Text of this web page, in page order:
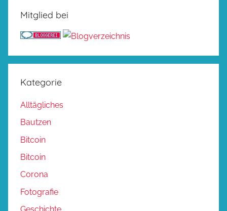
Mitglied bei
Kategorie
Alltägliches
Bautzen
Bitcoin
Bitcoin
Corona
Fotografie